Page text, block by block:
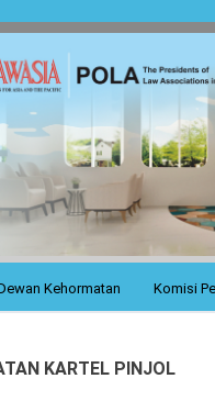
Kehormatan Komisi
KARTEL PINJOL